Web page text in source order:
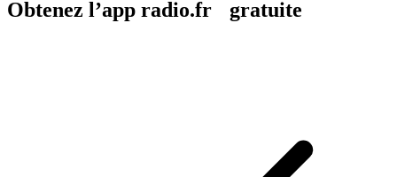
Obtenez l’app radio.fr gratuite